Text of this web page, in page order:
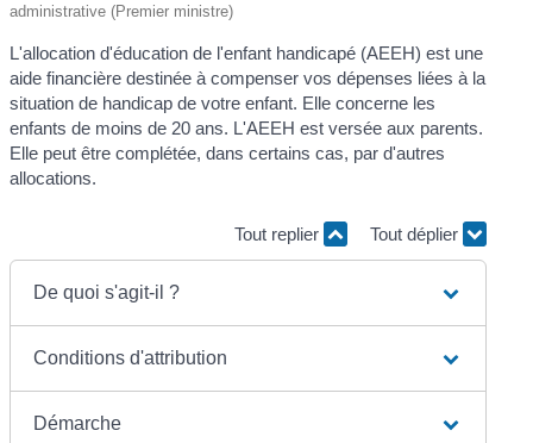
administrative (Premier ministre)
L'allocation d'éducation de l'enfant handicapé (AEEH) est une
aide financière destinée à compenser vos dépenses liées à la
situation de handicap de votre enfant. Elle concerne les
enfants de moins de 20 ans. L'AEEH est versée aux parents.
Elle peut être complétée, dans certains cas, par d'autres
allocations.
Tout replier Tout déplier
De quoi s'agit-il ?
Conditions d'attribution
Démarche